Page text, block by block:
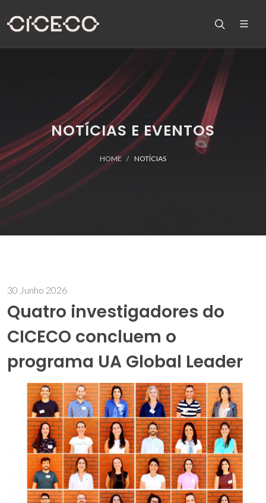
NOTÍCIAS E EVENTOS
HOME NOTÍCIAS
30 Junho 2026
Quatro investigadores do
CICECO concluem o
programa UA Global Leader